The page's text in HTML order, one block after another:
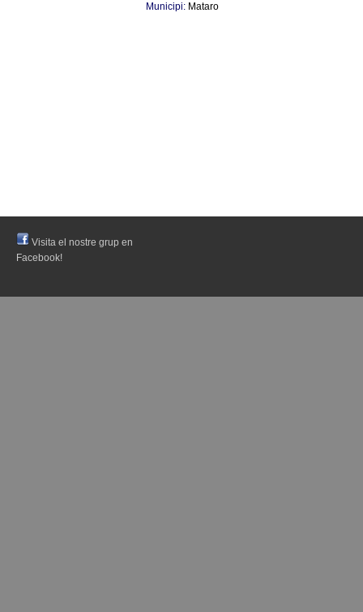
Municipi: Mataro
Visita el nostre grup en
Facebook!